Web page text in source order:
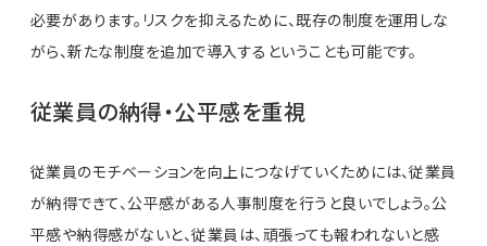
必要があります。リスクを抑えるために、既存の制度を運用しな
がら、新たな制度を追加で導入するということも可能です。
従業員の納得・公平感を重視
従業員のモチベーションを向上につなげていくためには、従業員
が納得できて、公平感がある人事制度を行うと良いでしょう。公
平感や納得感がないと、従業員は、頑張っても報われないと感